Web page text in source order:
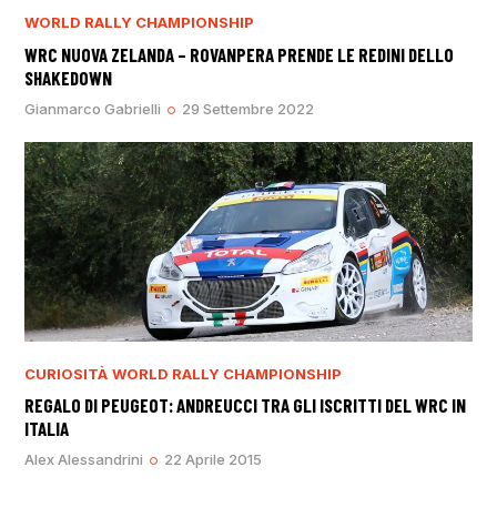
WORLD RALLY CHAMPIONSHIP
WRC NUOVA ZELANDA – ROVANPERA PRENDE LE REDINI DELLO
SHAKEDOWN
Gianmarco Gabrielli 29 Settembre 2022
CURIOSITÀ WORLD RALLY CHAMPIONSHIP
REGALO DI PEUGEOT: ANDREUCCI TRA GLI ISCRITTI DEL WRC IN
ITALIA
Alex Alessandrini 22 Aprile 2015